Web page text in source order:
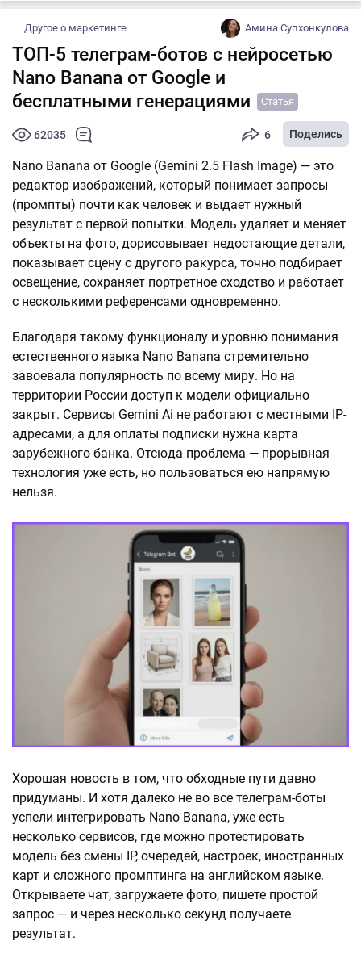
Другое о маркетинге Амина Супхонкулова
ТОП-5 телеграм-ботов с нейросетью
Nano Banana от Google и
бесплатными генерациями
Статья
62035 6 Поделись
Nano Banana от Google (Gemini 2.5 Flash Image) — это
редактор изображений, который понимает запросы
(промпты) почти как человек и выдает нужный
результат с первой попытки. Модель удаляет и меняет
объекты на фото, дорисовывает недостающие детали,
показывает сцену с другого ракурса, точно подбирает
освещение, сохраняет портретное сходство и работает
с несколькими референсами одновременно.
Благодаря такому функционалу и уровню понимания
естественного языка Nano Banana стремительно
завоевала популярность по всему миру. Но на
территории России доступ к модели официально
закрыт. Сервисы Gemini Ai не работают с местными IP-
адресами, а для оплаты подписки нужна карта
зарубежного банка. Отсюда проблема — прорывная
технология уже есть, но пользоваться ею напрямую
нельзя.
Хорошая новость в том, что обходные пути давно
придуманы. И хотя далеко не во все телеграм-боты
успели интегрировать Nano Banana, уже есть
несколько сервисов, где можно протестировать
модель без смены IP, очередей, настроек, иностранных
карт и сложного промптинга на английском языке.
Открываете чат, загружаете фото, пишете простой
запрос — и через несколько секунд получаете
результат.